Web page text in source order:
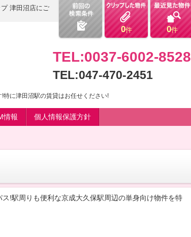
0件 0件
津田沼店にご
TEL:0037-6002-8528
TEL:047-470-2451
に津田沼駅の賃貸はお任せください!
情報 個人情報保護方針
!駅周りも便利な京成大久保駅周辺の単身向け物件を特